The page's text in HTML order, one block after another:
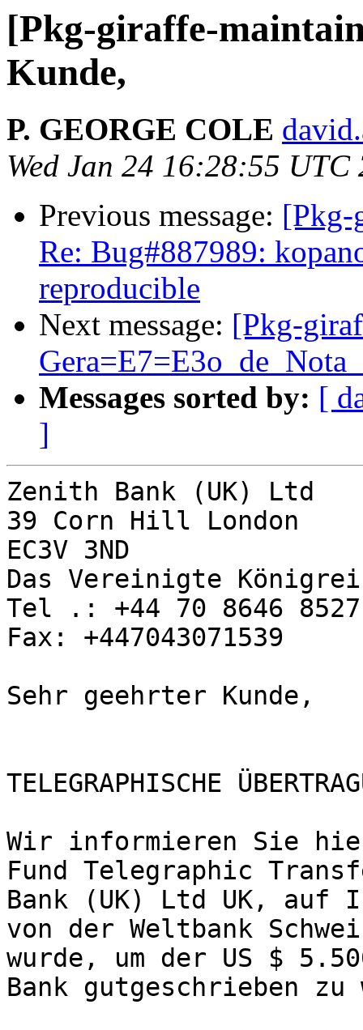
[Pkg-giraffe-
Kunde,
P. GEORGE COLE
Wed Jan 24 16:28:55 UTC
Previous message: [Pkg-
Re: Bug#887989:
reproducible
Next message: [Pkg-
Messages sorted by: [
]
Zenith Bank (UK) Ltd
39 Corn Hill London
EC3V 3ND
Das Vereinigte
Tel .: +44 70 8646 8527
Fax: +447043071539
Sehr geehrter Kunde,
TELEGRAPHISCHE
Wir informieren Sie
Fund Telegraphic
Bank (UK) Ltd UK,
von der Weltbank
wurde, um der US $
Bank gutgeschrieben zu